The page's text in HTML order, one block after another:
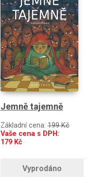
Jemně tajemně
Základní cena:199 Kč
Vaše cena s DPH:
179Kč
Vyprodáno